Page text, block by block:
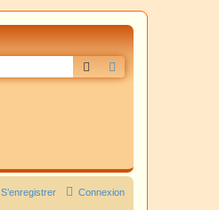
Rechercher
Connexion
S’enregistrer